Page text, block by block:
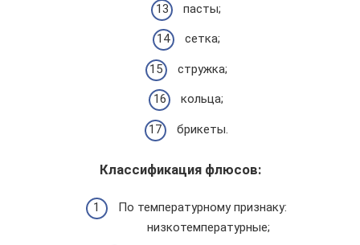
пасты;
сетка;
стружка;
кольца;
брикеты.
Классификация флюсов:
По температурному признаку:
низкотемпературные;